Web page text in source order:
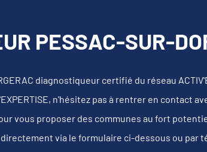
PESSAC-SUR-
diagnostiqueur certifié du réseau
n'hésitez pas à rentrer en contact
vous proposer des communes au fort
via le formulaire ci-dessous ou par